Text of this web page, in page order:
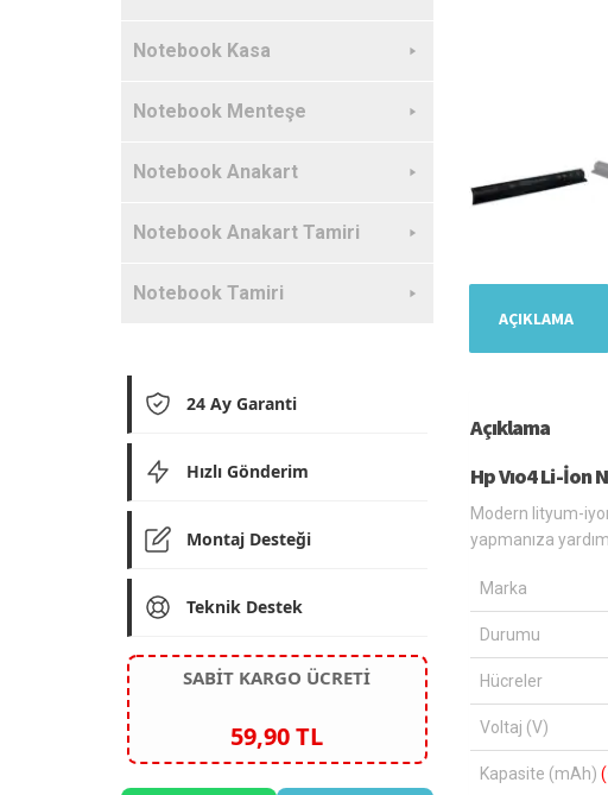
AÇIKLAMA
Açıklama
Hp Vıo4 Li-İon
Modern lityum-
yapmanıza
Marka
Durumu
Hücreler
Voltaj (V)
Kapasite (mAh)
Notebook Kasa
Notebook Menteşe
Notebook Anakart
Notebook Anakart Tamiri
Notebook Tamiri
24 Ay Garanti
Hızlı Gönderim
Montaj Desteği
Teknik Destek
SABİT KARGO ÜCRETİ
59,90 TL